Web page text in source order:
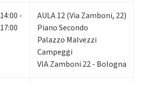
14:00 -
17:00
AULA 12 (Via Zamboni, 22)
Piano Secondo
Palazzo Malvezzi
Campeggi
VIA Zamboni 22 - Bologna